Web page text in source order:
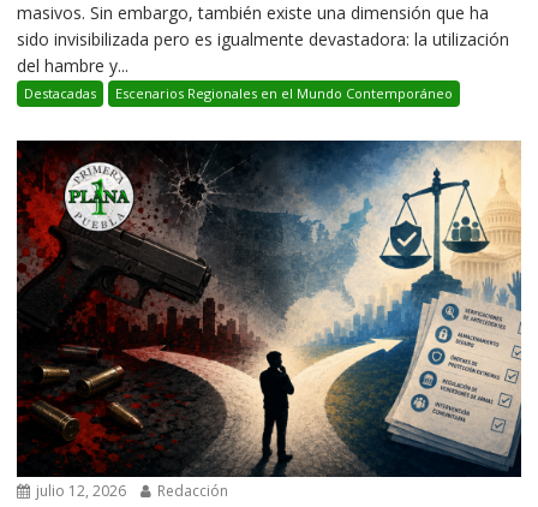
masivos. Sin embargo, también existe una dimensión que ha
sido invisibilizada pero es igualmente devastadora: la utilización
del hambre y...
Destacadas Escenarios Regionales en el Mundo Contemporáneo
julio 12, 2026 Redacción